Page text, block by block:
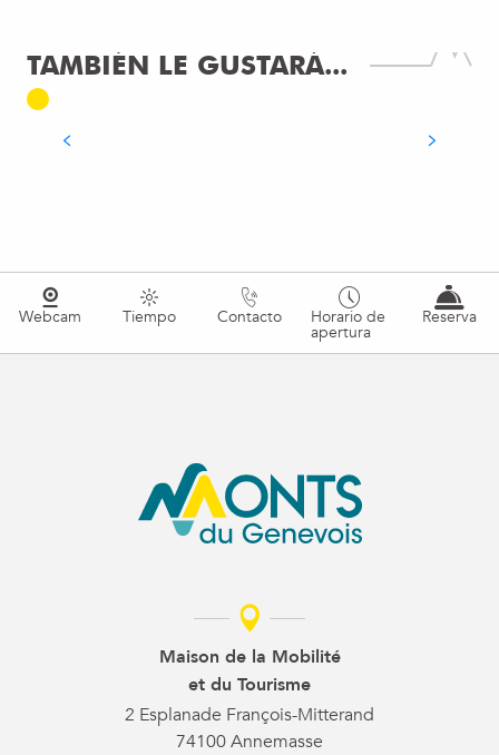
TAMBIÉN LE GUSTARÁ...
Webcam Tiempo Contacto Horario de
apertura
Reserva
Maison de la Mobilité
et du Tourisme
2 Esplanade François-Mitterand
74100 Annemasse